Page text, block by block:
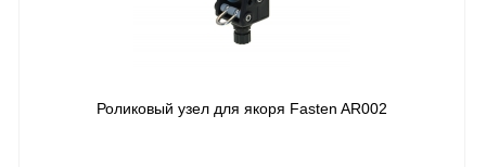
Роликовый узел для якоря Fasten AR002